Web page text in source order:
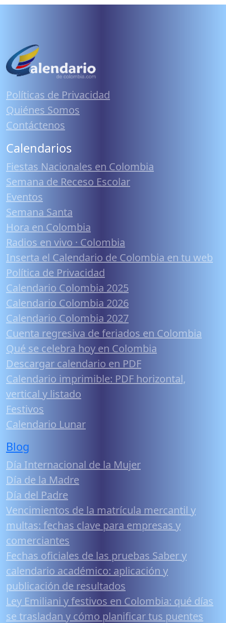
Políticas de Privacidad
Quiénes Somos
Contáctenos
Calendarios
Fiestas Nacionales en Colombia
Semana de Receso Escolar
Eventos
Semana Santa
Hora en Colombia
Radios en vivo · Colombia
Inserta el Calendario de Colombia en tu web
Política de Privacidad
Calendario Colombia 2025
Calendario Colombia 2026
Calendario Colombia 2027
Cuenta regresiva de feriados en Colombia
Qué se celebra hoy en Colombia
Descargar calendario en PDF
Calendario imprimible: PDF horizontal,
vertical y listado
Festivos
Calendario Lunar
Blog
Día Internacional de la Mujer
Día de la Madre
Día del Padre
Vencimientos de la matrícula mercantil y
multas: fechas clave para empresas y
comerciantes
Fechas oficiales de las pruebas Saber y
calendario académico: aplicación y
publicación de resultados
Ley Emiliani y festivos en Colombia: qué días
se trasladan y cómo planificar tus puentes